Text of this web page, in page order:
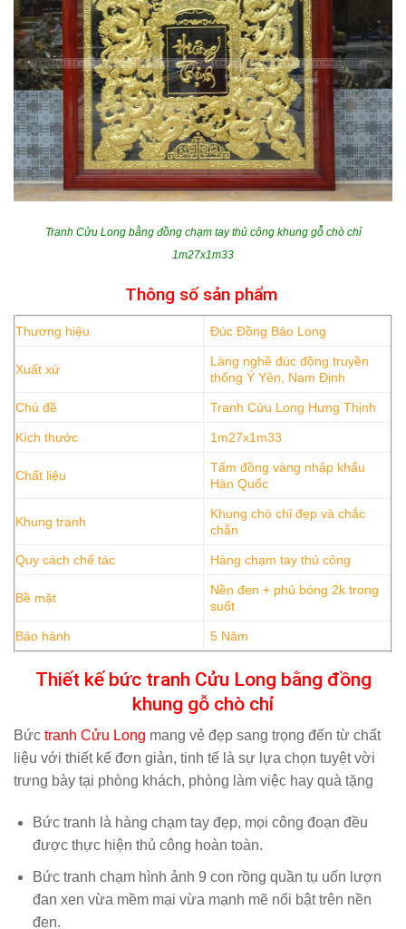
Tranh Cửu Long bằng đồng chạm tay thủ công khung gỗ chò chỉ
1m27x1m33
Thông số sản phẩm
Thương hiệu Đúc Đồng Bảo Long
Xuất xứ
Làng nghề đúc đồng truyền
thống Ý Yên, Nam Định
Chủ đề Tranh Cửu Long Hưng Thịnh
Kích thước 1m27x1m33
Chất liệu
Tấm đồng vàng nhập khẩu
Hàn Quốc
Khung tranh
Khung chò chỉ đẹp và chắc
chắn
Quy cách chế tác Hàng chạm tay thủ công
Bề mặt
Nền đen + phủ bóng 2k trong
suốt
Bảo hành 5 Năm
Thiết kế bức tranh Cửu Long bằng đồng
khung gỗ chò chỉ
Bức tranh Cửu Long mang vẻ đẹp sang trọng đến từ chất
liệu với thiết kế đơn giản, tinh tế là sự lựa chọn tuyệt vời
trưng bày tại phòng khách, phòng làm việc hay quà tặng
Bức tranh là hàng chạm tay đẹp, mọi công đoạn đều
được thực hiện thủ công hoàn toàn.
Bức tranh chạm hình ảnh 9 con rồng quần tụ uốn lượn
đan xen vừa mềm mại vừa mạnh mẽ nổi bật trên nền
đen.